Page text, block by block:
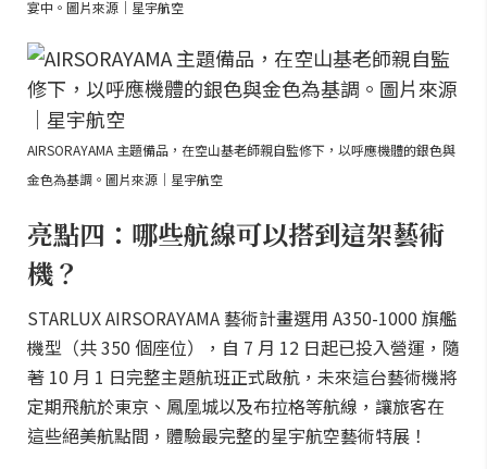
宴中。圖片來源｜星宇航空
AIRSORAYAMA 主題備品，在空山基老師親自監修下，以呼應機體的銀色與
金色為基調。圖片來源｜星宇航空
亮點四：哪些航線可以搭到這架藝術
機？
STARLUX AIRSORAYAMA 藝術計畫選用 A350-1000 旗艦
機型（共 350 個座位），自 7 月 12 日起已投入營運，隨
著 10 月 1 日完整主題航班正式啟航，未來這台藝術機將
定期飛航於東京、鳳凰城以及布拉格等航線，讓旅客在
這些絕美航點間，體驗最完整的星宇航空藝術特展！